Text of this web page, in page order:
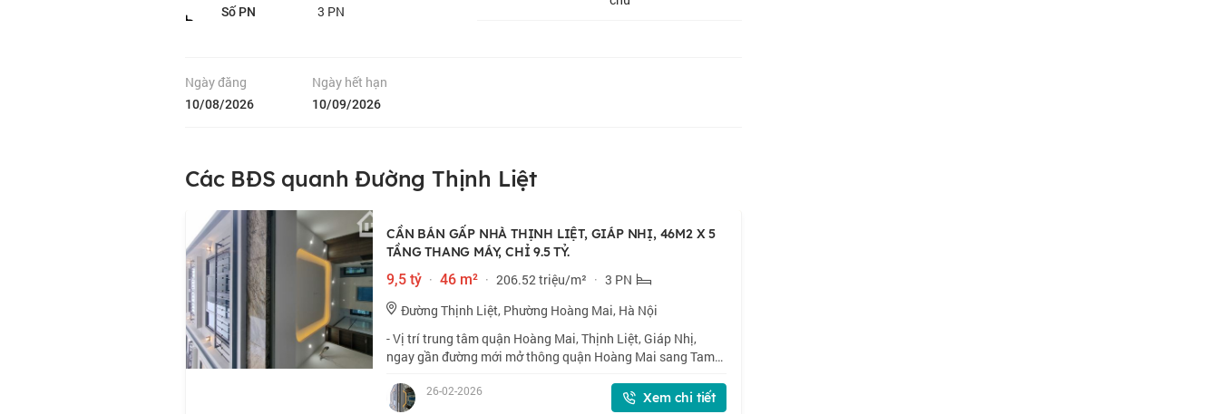
Số PN 3 PN
Ngày đăng
10/08/2026
Ngày hết hạn
10/09/2026
Các BĐS quanh Đường Thịnh Liệt
CẦN BÁN GẤP NHÀ THỊNH LIỆT, GIÁP NHỊ, 46M2 X 5
TẦNG THANG MÁY, CHỈ 9.5 TỶ.
9,5 tỷ · 46 m² · 206.52 triệu/m² · 3 PN
Đường Thịnh Liệt, Phường Hoàng Mai, Hà Nội
- Vị trí trung tâm quận Hoàng Mai, Thịnh Liệt, Giáp Nhị,
ngay gần đường mới mở thông quận Hoàng Mai sang Tam
hoặc làm tòa nhà văn phòng khá đẹp. -
26-02-2026 Xem chi tiết